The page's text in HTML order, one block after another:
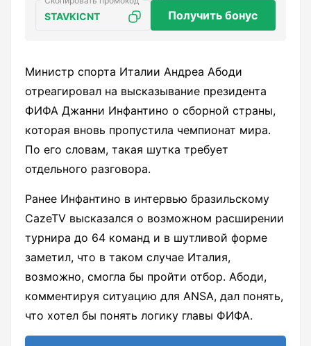
STAVKICNT Получить бонус
Министр спорта Италии Андреа Абоди
отреагировал на высказывание президента
ФИФА Джанни Инфантино о сборной страны,
которая вновь пропустила чемпионат мира.
По его словам, такая шутка требует
отдельного разговора.
Ранее Инфантино в интервью бразильскому
CazeTV высказался о возможном расширении
турнира до 64 команд и в шутливой форме
заметил, что в таком случае Италия,
возможно, смогла бы пройти отбор. Абоди,
комментируя ситуацию для ANSA, дал понять,
что хотел бы понять логику главы ФИФА.